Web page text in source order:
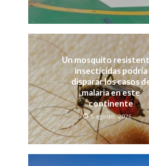
Un mosquito
insecticidas podría
disparar los casos
malaria en este
continente
5 agosto, 2026